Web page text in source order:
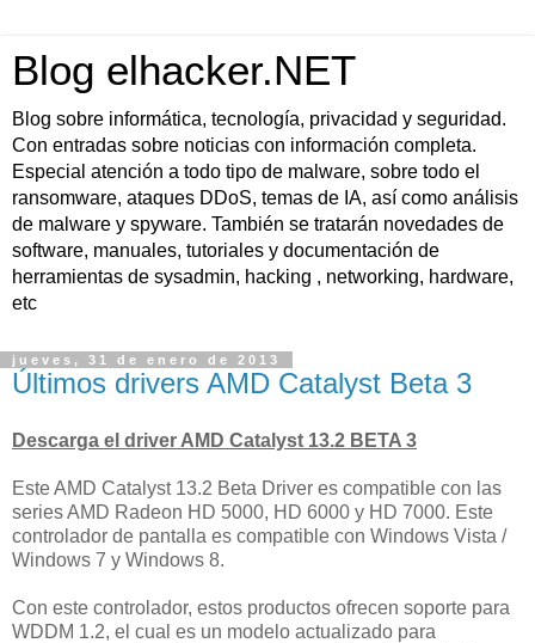
Blog elhacker.NET
Blog sobre informática, tecnología, privacidad y seguridad.
Con entradas sobre noticias con información completa.
Especial atención a todo tipo de malware, sobre todo el
ransomware, ataques DDoS, temas de IA, así como análisis
de malware y spyware. También se tratarán novedades de
software, manuales, tutoriales y documentación de
herramientas de sysadmin, hacking , networking, hardware,
etc
jueves, 31 de enero de 2013
Últimos drivers AMD Catalyst Beta 3
Descarga el driver AMD Catalyst 13.2 BETA 3
EsteAMD Catalyst 13.2 Beta Driver es compatible con las
seriesAMD Radeon HD 5000, HD 6000 y HD 7000. Este
controlador de pantalla es compatible con Windows Vista /
Windows 7 y Windows 8.
Con este controlador, estos productos ofrecen soporte para
WDDM 1.2, el cual es un modelo actualizado para